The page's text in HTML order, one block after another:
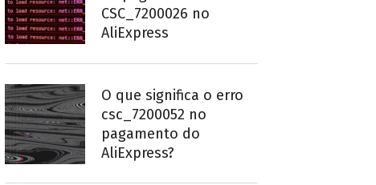
CSC_7200026 no
AliExpress
O que significa o erro
csc_7200052 no
pagamento do
AliExpress?